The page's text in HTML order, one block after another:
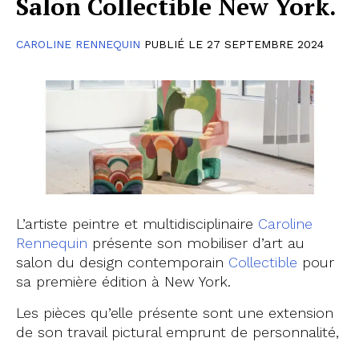
Salon Collectible New York.
CAROLINE RENNEQUIN PUBLIÉ LE 27 SEPTEMBRE 2024
L’artiste peintre et multidisciplinaire Caroline
Rennequin présente son mobiliser d’art au
salon du design contemporain Collectible pour
sa première édition à New York.
Les pièces qu’elle présente sont une extension
de son travail pictural emprunt de personnalité,